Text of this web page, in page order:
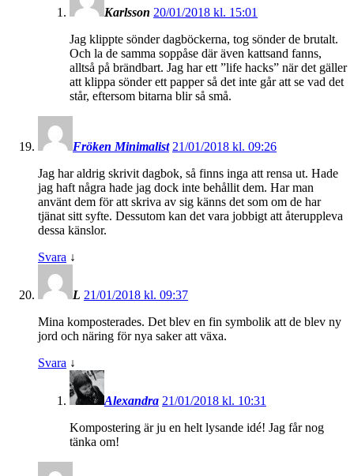
Karlsson 20/01/2018 kl. 15:01
Jag klippte sönder dagböckerna, tog sönder de brutalt.
Och la de samma soppåse där även kattsand fanns,
alltså på brändbart. Jag har ett ”life hacks” när det gäller
att klippa sönder ett papper så det inte går att se vad det
står, eftersom bitarna blir så små.
Fröken Minimalist 21/01/2018 kl. 09:26
Jag har aldrig skrivit dagbok, så finns inga att rensa ut. Hade
jag haft några hade jag dock inte behållit dem. Har man
använt dem för att skriva av sig känns det som om de har
tjänat sitt syfte. Dessutom kan det vara jobbigt att återuppleva
dessa känslor.
Svara ↓
L 21/01/2018 kl. 09:37
Mina komposterades. Det blev en fin symbolik att de blev ny
jord och näring för nya saker att växa.
Svara ↓
Alexandra 21/01/2018 kl. 10:31
Kompostering är ju en helt lysande idé! Jag får nog
tänka om!